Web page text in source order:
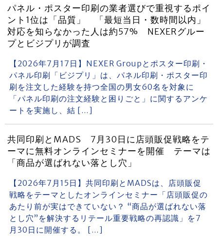
パネル・ポスター印刷の業者選びで重視するポイ
ント1位は「品質」 「最短当日・数時間以内」
対応を知らなかった人は約57% NEXERグルー
プとビジプリが調査
【2026年7月17日】NEXER Groupとポスター印刷・
パネル印刷「ビジプリ」は、パネル印刷・ポスター印
刷を注文した経験を持つ全国の男女60名を対象に
「パネル印刷の注文経験と困りごと」に関するアンケ
ートを実施し、結 […]
共同印刷とMADS 7月30日に店頭販促戦略をテ
ーマに無料オンラインセミナーを開催 テーマは
「商品が選ばれない落とし穴」
【2026年7月15日】共同印刷とMADSは、店頭販促
戦略をテーマとしたオンラインセミナー「店頭販促の
あたり前が実はできていない？ “商品が選ばれない落
とし穴”を解決するリテール重要戦略の再認識」を7
月30日に開催する。 […]